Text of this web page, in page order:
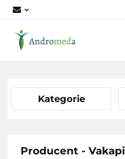
Kategorie
Producent - Vakapi